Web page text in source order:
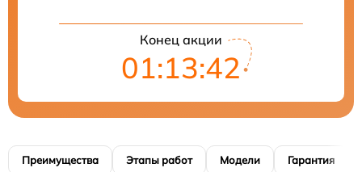
Конец акции
01:13:41
Преимущества Этапы работ Модели Гарантия